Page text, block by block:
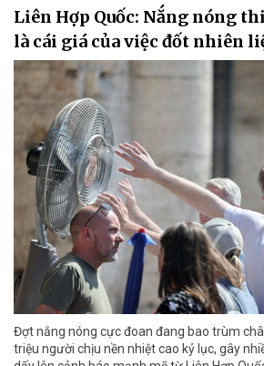
Liên Hợp Quốc: Nắng nóng
là cái giá của việc đốt nhiên
Đợt nắng nóng cực đoan đang bao trùm
triệu người chịu nền nhiệt cao kỷ lục, gây